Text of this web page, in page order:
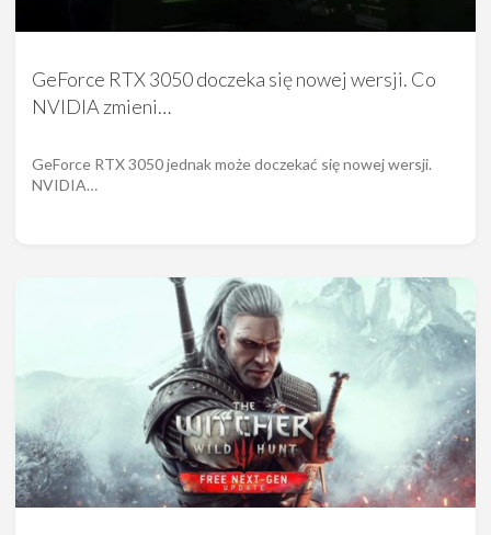
GeForce RTX 3050 doczeka się nowej wersji. Co
NVIDIA zmieni…
GeForce RTX 3050 jednak może doczekać się nowej wersji.
NVIDIA…